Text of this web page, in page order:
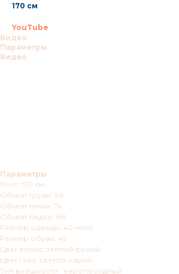
170 см
YouTube
Видео
Параметры
Видео
Параметры
Рост: 170 см.
Обхват груди: 94
Обхват талии: 74
Обхват бедер: 88
Размер одежды: 42-44(s)
Размер обуви: 42
Цвет волос: тёплый русый
Цвет глаз: светло-карий
Тип внешности: европеоидный